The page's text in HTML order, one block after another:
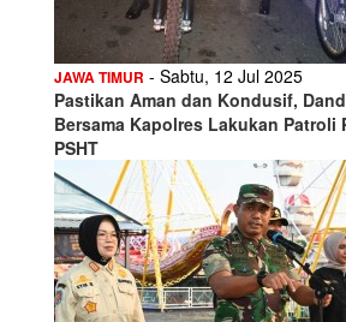
JAWA TIMUR - Sabtu, 12 Jul 2025
Pastikan Aman dan Kondusif,
Bersama Kapolres Lakukan Patroli
PSHT